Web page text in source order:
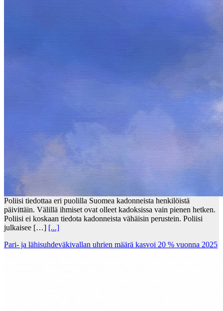
Poliisi tiedottaa eri puolilla Suomea kadonneista henkilöistä
päivittäin. Välillä ihmiset ovat olleet kadoksissa vain pienen hetken.
Poliisi ei koskaan tiedota kadonneista vähäisin perustein. Poliisi
julkaisee […] [...]
Pari- ja lähisuhdeväkivallan uhrien määrä kasvoi 20 % vuonna 2025